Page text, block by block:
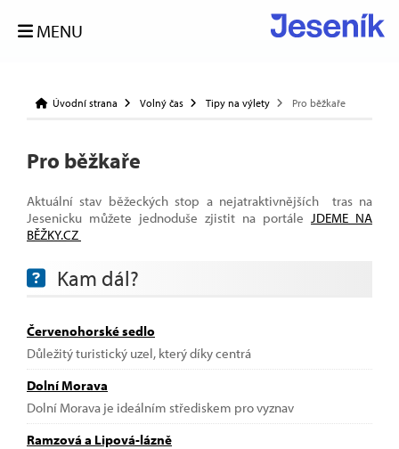
MENU
Úvodní strana Volný čas Tipy na výlety Pro běžkaře
Pro běžkaře
Aktuální stav běžeckých stop a nejatraktivnějších tras na
Jesenicku můžete jednoduše zjistit na portále JDEME NA
BĚŽKY.CZ
Kam dál?
Červenohorské sedlo
Důležitý turistický uzel, který díky centrá
Dolní Morava
Dolní Morava je ideálním střediskem pro vyznav
Ramzová a Lipová-lázně